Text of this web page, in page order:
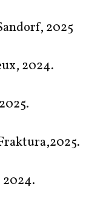
2025
2024.
2024.